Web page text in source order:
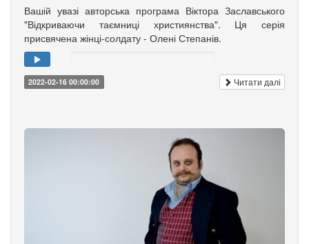
Вашій увазі авторська програма Віктора Заславського
"Відкриваючи таємниці християнства". Ця серія
присвячена жінці-солдату - Олені Степанів.
2022-02-16 00:00:00 Читати далі